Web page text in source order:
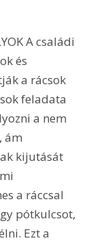
és
a rácsok
feladata
a nem
ám
kijutását
a ráccsal
pótkulcsot,
Ezt a